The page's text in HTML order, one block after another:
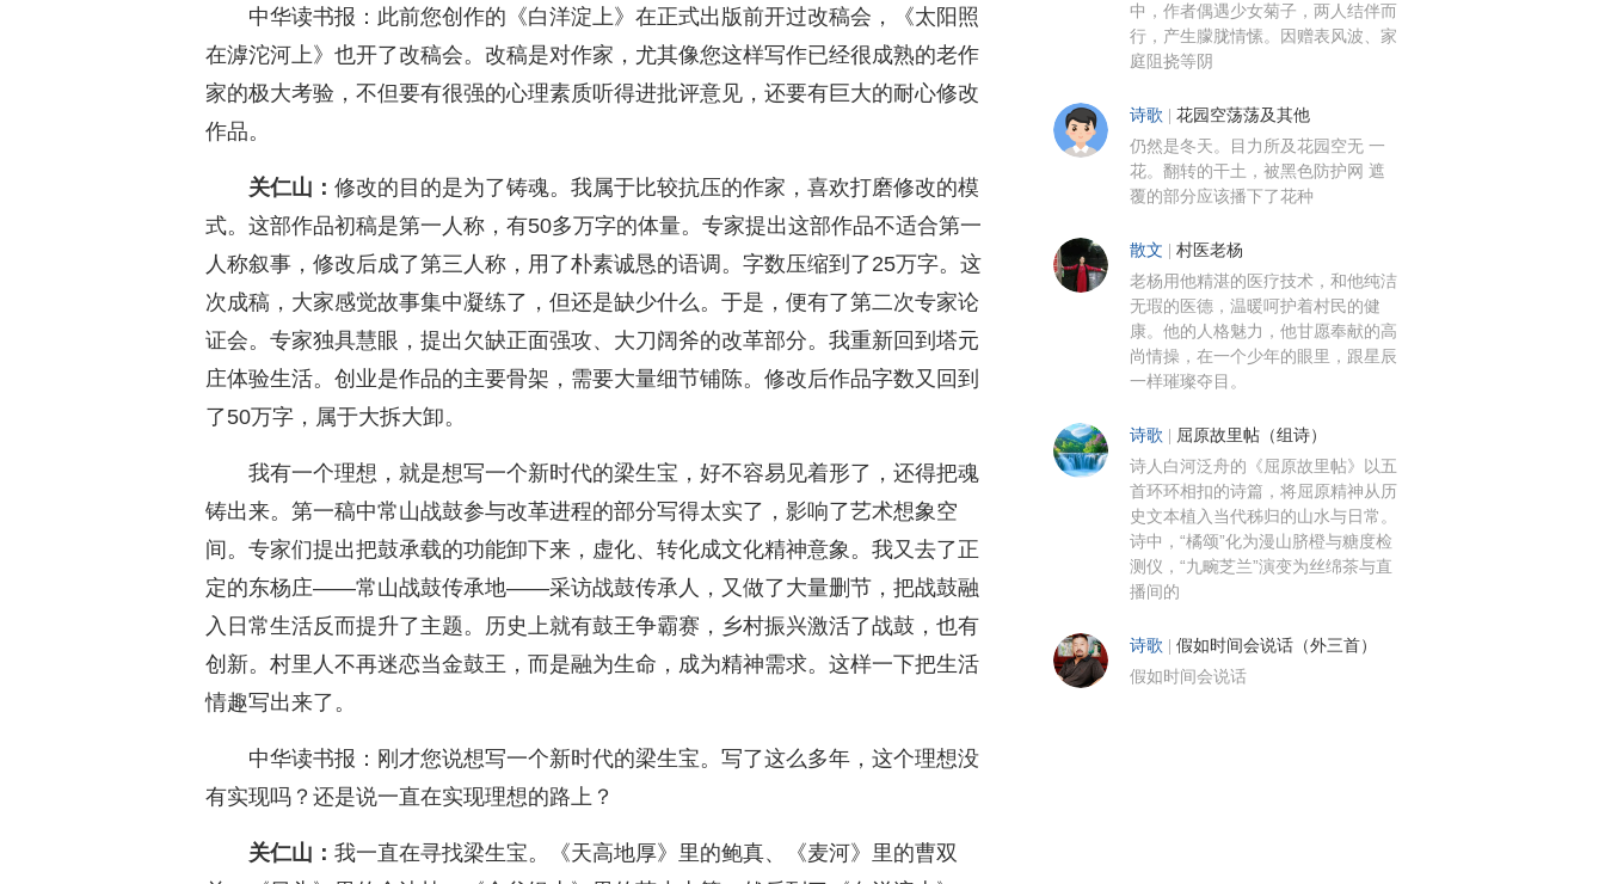
中华读书报：此前您创作的《白洋淀上》在正式出版前开过改稿会，《太阳照
在滹沱河上》也开了改稿会。改稿是对作家，尤其像您这样写作已经很成熟的老作
家的极大考验，不但要有很强的心理素质听得进批评意见，还要有巨大的耐心修改
作品。
关仁山： 修改的目的是为了铸魂。我属于比较抗压的作家，喜欢打磨修改的模
式。这部作品初稿是第一人称，有50多万字的体量。专家提出这部作品不适合第一
人称叙事，修改后成了第三人称，用了朴素诚恳的语调。字数压缩到了25万字。这
次成稿，大家感觉故事集中凝练了，但还是缺少什么。于是，便有了第二次专家论
证会。专家独具慧眼，提出欠缺正面强攻、大刀阔斧的改革部分。我重新回到塔元
庄体验生活。创业是作品的主要骨架，需要大量细节铺陈。修改后作品字数又回到
了50万字，属于大拆大卸。
我有一个理想，就是想写一个新时代的梁生宝，好不容易见着形了，还得把魂
铸出来。第一稿中常山战鼓参与改革进程的部分写得太实了，影响了艺术想象空
间。专家们提出把鼓承载的功能卸下来，虚化、转化成文化精神意象。我又去了正
定的东杨庄——常山战鼓传承地——采访战鼓传承人，又做了大量删节，把战鼓融
入日常生活反而提升了主题。历史上就有鼓王争霸赛，乡村振兴激活了战鼓，也有
创新。村里人不再迷恋当金鼓王，而是融为生命，成为精神需求。这样一下把生活
情趣写出来了。
中华读书报：刚才您说想写一个新时代的梁生宝。写了这么多年，这个理想没
有实现吗？还是说一直在实现理想的路上？
关仁山： 我一直在寻找梁生宝。《天高地厚》里的鲍真、《麦河》里的曹双
中，作者偶遇少女菊子，两人结伴而
行，产生朦胧情愫。因赠表风波、家
庭阻挠等阴
诗歌 花园空荡荡及其他
仍然是冬天。目力所及花园空无 一
花。翻转的干土，被黑色防护网 遮
覆的部分应该播下了花种
散文 村医老杨
老杨用他精湛的医疗技术，和他纯洁
无瑕的医德，温暖呵护着村民的健
康。他的人格魅力，他甘愿奉献的高
尚情操，在一个少年的眼里，跟星辰
一样璀璨夺目。
诗歌 屈原故里帖（组诗）
诗人白河泛舟的《屈原故里帖》以五
首环环相扣的诗篇，将屈原精神从历
史文本植入当代秭归的山水与日常。
诗中，“橘颂”化为漫山脐橙与糖度检
测仪，“九畹芝兰”演变为丝绵茶与直
播间的
诗歌 假如时间会说话（外三首）
假如时间会说话